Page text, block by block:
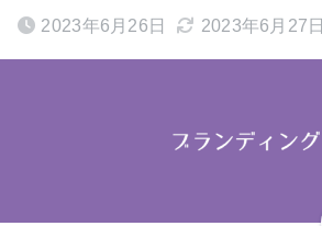
2023年6月26日 2023年6月27日